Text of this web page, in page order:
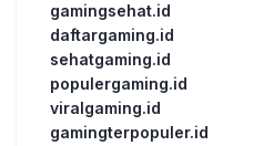
gamingsehat.id
daftargaming.id
sehatgaming.id
populergaming.id
viralgaming.id
gamingterpopuler.id